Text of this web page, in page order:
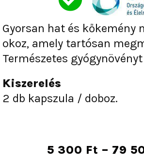
of
5
Gyorsan hat és kőkemény
okoz, amely tartósan
Természetes
Kiszerelés
2 db kapszula / doboz.
5 300 Ft – 79